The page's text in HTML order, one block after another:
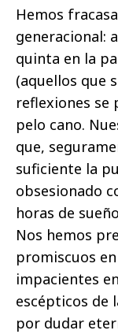
Hemos
generacional:
quinta en la
(aquellos que
reflexiones se
pelo cano.
que,
suficiente la
obsesionado
horas de
Nos hemos
promiscuos
impacientes
escépticos de
por dudar